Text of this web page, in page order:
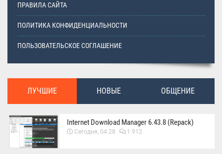
ПРАВИЛА САЙТА
ПОЛИТИКА КОНФИДЕНЦИАЛЬНОСТИ
ПОЛЬЗОВАТЕЛЬСКОЕ СОГЛАШЕНИЕ
ЛУЧШИЕ НОВЫЕ ОБЩЕНИЕ
Internet Download Manager 6.43.8 (Repack)
Сегодня, 04:28 1 912